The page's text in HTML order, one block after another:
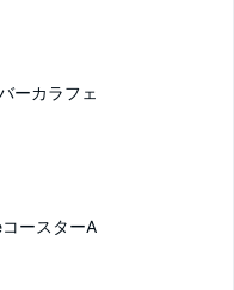
ーカラフェ
ースターA